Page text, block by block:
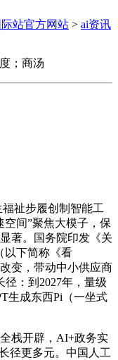
际站官方网站 > ai资讯
；商汤
祉步履创制智能工
间”聚焦大模子，保
著。国务院印发《关
以下简称《看
变，带动中小供应商
：到2027年，量级
生成东西Pi（一坐式
栈开辟，AI+政务实
径更多元。中国人工